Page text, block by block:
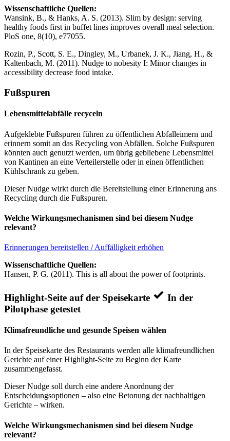
Wissenschaftliche Quellen:
Wansink, B., & Hanks, A. S. (2013). Slim by design: serving
healthy foods first in buffet lines improves overall meal selection.
PloS one, 8(10), e77055.
Rozin, P., Scott, S. E., Dingley, M., Urbanek, J. K., Jiang, H., &
Kaltenbach, M. (2011). Nudge to nobesity I: Minor changes in
accessibility decrease food intake.
Fußspuren
Lebensmittelabfälle recyceln
Aufgeklebte Fußspuren führen zu öffentlichen Abfalleimern und
erinnern somit an das Recycling von Abfällen. Solche Fußspuren
könnten auch genutzt werden, um übrig gebliebene Lebensmittel
von Kantinen an eine Verteilerstelle oder in einen öffentlichen
Kühlschrank zu geben.
Dieser Nudge wirkt durch die Bereitstellung einer Erinnerung ans
Recycling durch die Fußspuren.
Welche Wirkungsmechanismen sind bei diesem Nudge
relevant?
Erinnerungen bereitstellen / Auffälligkeit erhöhen
Wissenschaftliche Quellen:
Hansen, P. G. (2011). This is all about the power of footprints.
Highlight-Seite auf der Speisekarte
In der
Pilotphase getestet
Klimafreundliche und gesunde Speisen wählen
In der Speisekarte des Restaurants werden alle klimafreundlichen
Gerichte auf einer Highlight-Seite zu Beginn der Karte
zusammengefasst.
Dieser Nudge soll durch eine andere Anordnung der
Entscheidungsoptionen – also eine Betonung der nachhaltigen
Gerichte – wirken.
Welche Wirkungsmechanismen sind bei diesem Nudge
relevant?